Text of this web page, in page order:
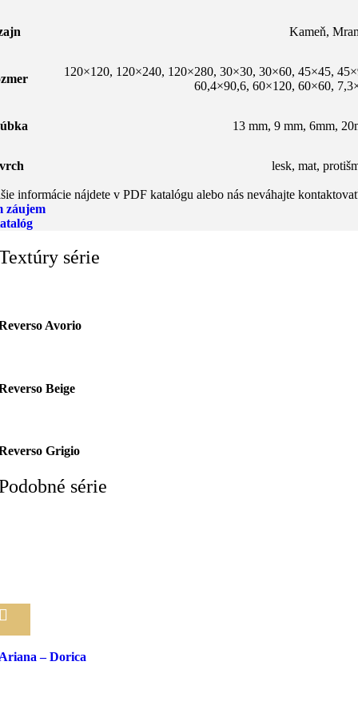
Kameň,
120×120, 120×240, 120×280, 30×30, 30×60, 45×45,
60,4×90,6, 60×120, 60×60,
13 mm, 9 mm, 6mm,
lesk, mat,
informácie nájdete v PDF katalógu alebo nás neváhajte
záujem
série
Avorio
Beige
Grigio
série
– Dorica